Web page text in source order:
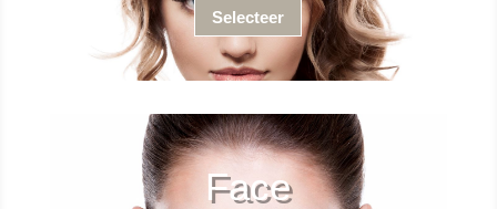
Selecteer
Face